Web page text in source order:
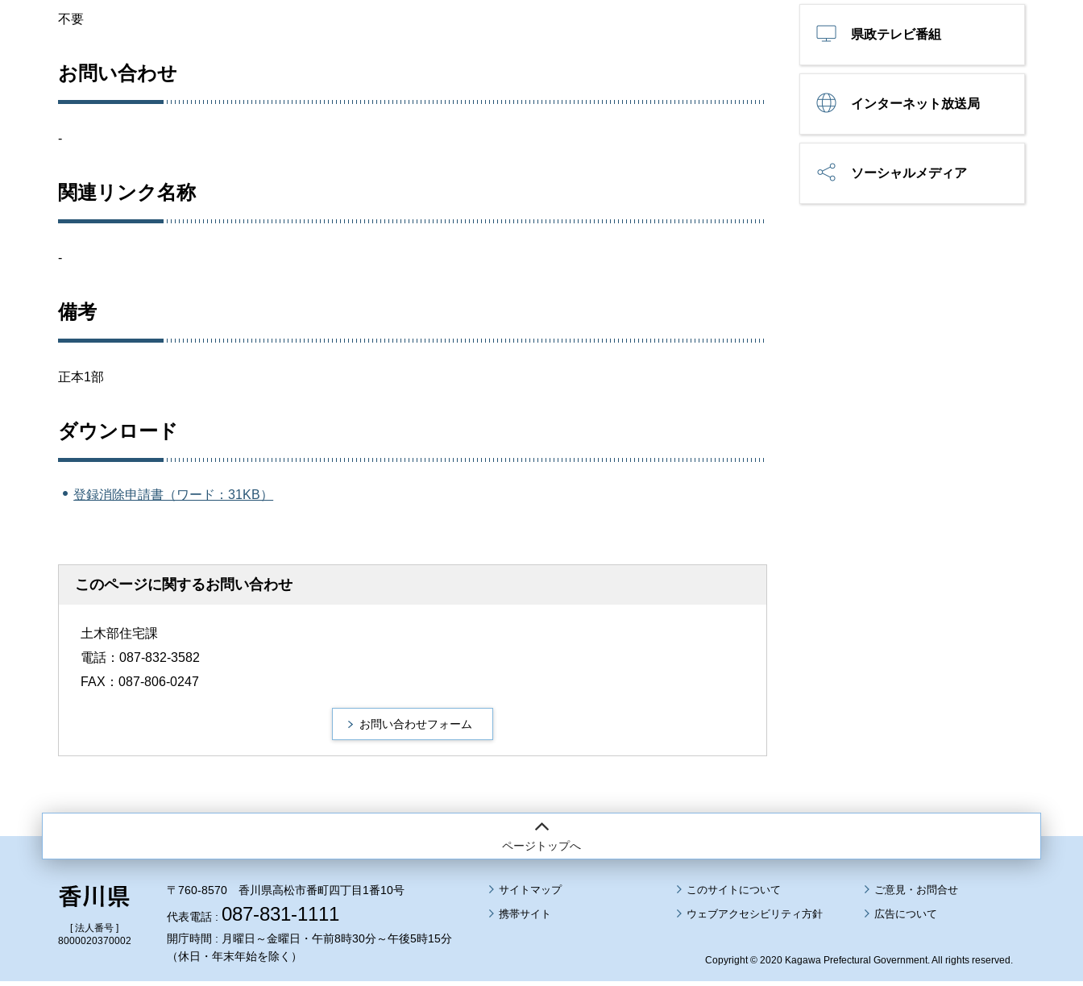
不要
お問い合わせ
-
関連リンク名称
-
備考
正本1部
ダウンロード
登録消除申請書（ワード：31KB）
このページに関するお問い合わせ
土木部住宅課
電話：087-832-3582
FAX：087-806-0247
県政テレビ番組
インターネット放送局
ソーシャルメディア
ページトップへ
[ 法人番号 ]
8000020370002
〒760-8570 香川県高松市番町四丁目1番10号
代表電話 : 087-831-1111
開庁時間 : 月曜日～金曜日・午前8時30分～午後5時15分
（休日・年末年始を除く）
サイトマップ
このサイトについて
携帯サイト
ウェブアクセシビリティ方針 広告について
Copyright © 2020 Kagawa Prefectural Government. All rights reserved.